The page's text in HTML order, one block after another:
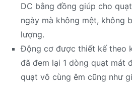
DC bằng đồng giúp cho
ngày mà không mệt, không
lượng.
Động cơ được thiết kế theo
đã đem lại 1 dòng quạt mát
quạt vô cùng êm cũng như